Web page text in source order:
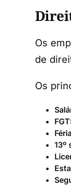
Os
de
Os
13º